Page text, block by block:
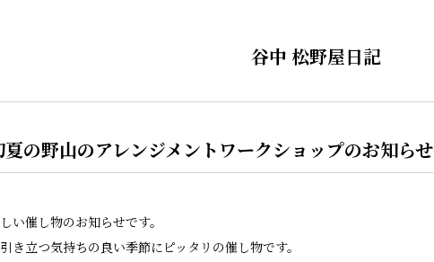
谷中 松野屋日記
夏の野山のアレンジメントワークショップのお知らせ
い催し物のお知らせです。
き立つ気持ちの良い季節にピッタリの催し物です。